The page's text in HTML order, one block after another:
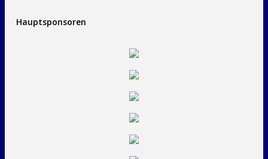
Hauptsponsoren